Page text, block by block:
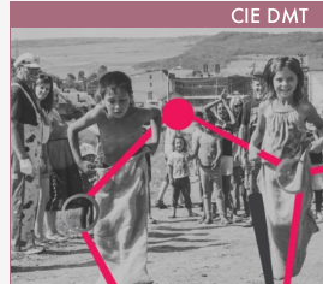
CIE DMT